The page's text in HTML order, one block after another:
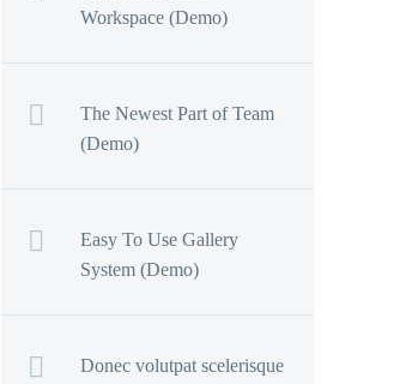
Workspace (Demo)
The Newest Part of Team
(Demo)
Easy To Use Gallery
System (Demo)
Donec volutpat scelerisque